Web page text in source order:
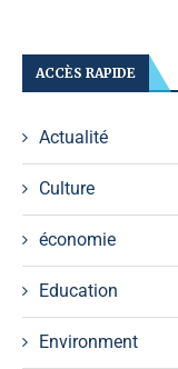
ACCÈS RAPIDE
Actualité
Culture
économie
Education
Environment